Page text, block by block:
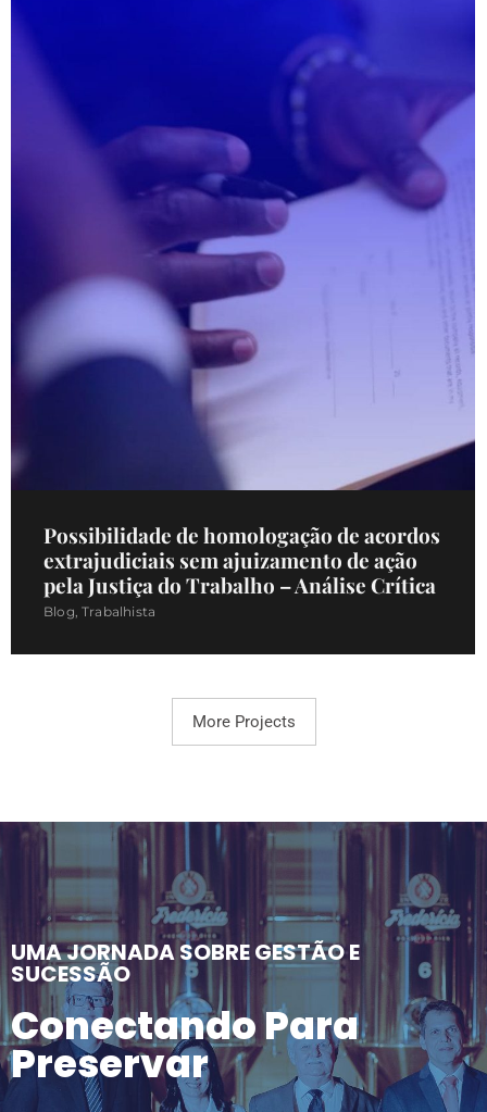
Possibilidade de homologação de acordos
extrajudiciais sem ajuizamento de ação
pela Justiça do Trabalho – Análise Crítica
Blog, Trabalhista
More Projects
UMA JORNADA SOBRE GESTÃO E
SUCESSÃO
Conectando Para
Preservar